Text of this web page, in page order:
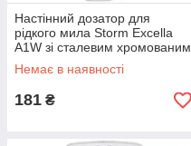
Настінний дозатор для
рідкого мила Storm Excella
A1W зі сталевим хромованим
покриттям (ST0561)
Немає в наявності
181 ₴